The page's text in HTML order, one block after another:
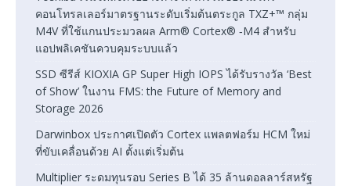
คอนโทรลเลอร์มาตรฐานระดับเริ่มต้นตระกูล TXZ+™ กลุ่ม
M4V ที่ใช้แกนประมวลผล Arm® Cortex® ‑M4 สำหรับ
แอปพลิเคชันควบคุมระบบแล้ว
SSD ซีรีส์ KIOXIA GP Super High IOPS ได้รับรางวัล ‘Best
of Show’ ในงาน FMS: the Future of Memory and
Storage 2026
Darwinbox ประกาศเปิดตัว Cortex แพลตฟอร์ม HCM ใหม่
ที่ขับเคลื่อนด้วย AI ตั้งแต่เริ่มต้น
Multiplier ระดมทุนรอบ Series B ได้ 35 ล้านดอลลาร์สหรัฐ